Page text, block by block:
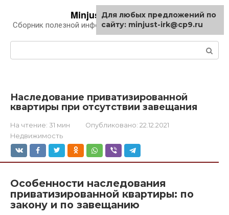
контенту
Minjust-irk.ru
Сборник полезной информации про автомобили
Наследование приватизированной
квартиры при отсутствии завещания
На чтение: 31 мин Опубликовано: 22.12.2021
Недвижимость
Особенности наследования
приватизированной квартиры: по
закону и по завещанию
Для любых предложений по
сайту: minjust-irk@cp9.ru